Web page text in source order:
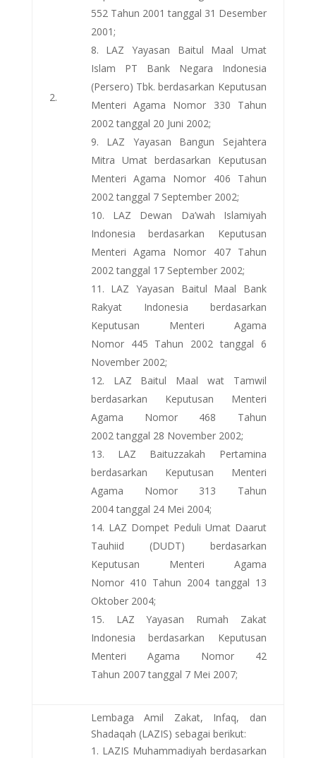
2.
552 Tahun 2001 tanggal 31 Desember
2001;
LAZ Yayasan Baitul Maal Umat
Islam PT Bank Negara Indonesia
(Persero) Tbk. berdasarkan Keputusan
Menteri Agama Nomor 330 Tahun
2002 tanggal 20 Juni 2002;
LAZ Yayasan Bangun Sejahtera
Mitra Umat berdasarkan Keputusan
Menteri Agama Nomor 406 Tahun
2002 tanggal 7 September 2002;
LAZ Dewan Da’wah Islamiyah
Indonesia berdasarkan Keputusan
Menteri Agama Nomor 407 Tahun
2002 tanggal 17 September 2002;
LAZ Yayasan Baitul Maal Bank
Rakyat Indonesia berdasarkan
Keputusan Menteri Agama
Nomor 445 Tahun 2002 tanggal 6
November 2002;
LAZ Baitul Maal wat Tamwil
berdasarkan Keputusan Menteri
Agama Nomor 468 Tahun
2002 tanggal 28 November 2002;
LAZ Baituzzakah Pertamina
berdasarkan Keputusan Menteri
Agama Nomor 313 Tahun
2004 tanggal 24 Mei 2004;
LAZ Dompet Peduli Umat Daarut
Tauhiid (DUDT) berdasarkan
Keputusan Menteri Agama
Nomor 410 Tahun 2004 tanggal 13
Oktober 2004;
LAZ Yayasan Rumah Zakat
Indonesia berdasarkan Keputusan
Menteri Agama Nomor 42
Tahun 2007 tanggal 7 Mei 2007;
Lembaga Amil Zakat, Infaq, dan
Shadaqah (LAZIS) sebagai berikut:
LAZIS Muhammadiyah berdasarkan